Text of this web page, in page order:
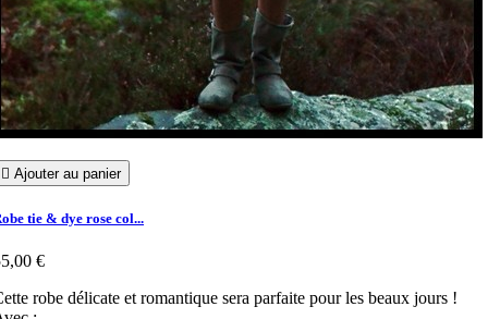
 Ajouter au panier
tie & dye rose col...
€
robe délicate et romantique sera parfaite pour les beaux jours !